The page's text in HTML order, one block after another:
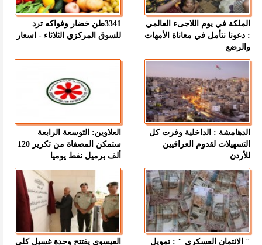
الملكة في يوم اللاجىء العالمي
: دعونا نتأمل في معاناة الأمهات
والرضع
3341طن خضار وفواكه ترد
للسوق المركزي الثلاثاء - اسعار
الدهامشة : الداخلية وفرت كل
التسهيلات لقدوم العراقيين
للأردن
العلاوين: التوسعة الرابعة
ستمكن المصفاة من تكرير 120
ألف برميل نفط يوميا
" الائتمان العسكري " : تمويل العيسوي يفتتح وحدة غسيل كلى